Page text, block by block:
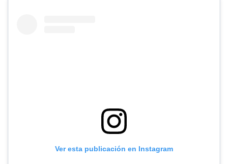
Ver esta publicación en Instagram